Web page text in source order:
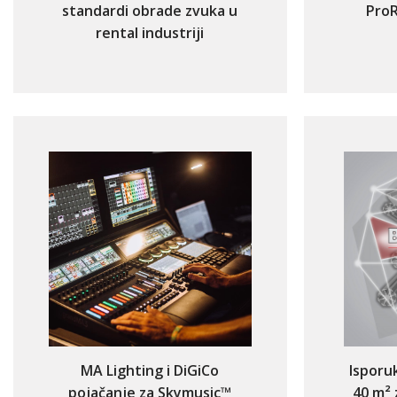
standardi obrade zvuka u
rental industriji
MA Lighting i DiGiCo
pojačanje za Skymusic™
40